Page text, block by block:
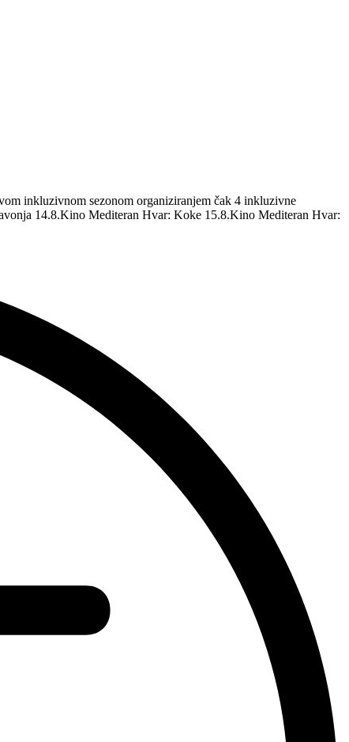
inkluzivnom sezonom organiziranjem čak 4 inkluzivne
14.8.Kino Mediteran Hvar: Koke 15.8.Kino Mediteran Hvar: